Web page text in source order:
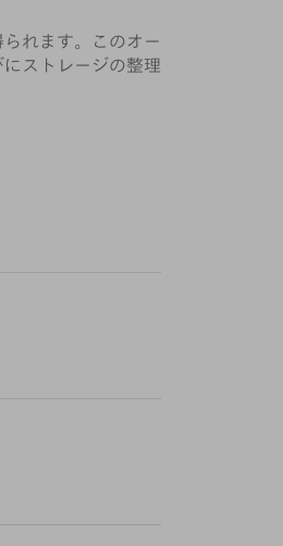
れます。このオー
ストレージの整理